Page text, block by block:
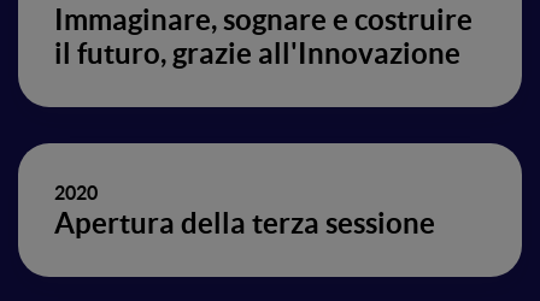
Immaginare, sognare e costruire
il futuro, grazie all'Innovazione
2020
Apertura della terza sessione